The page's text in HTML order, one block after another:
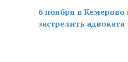
6 ноября в
застрелить адвоката